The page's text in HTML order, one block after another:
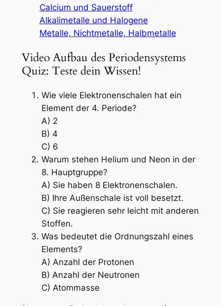
Calcium und Sauerstoff
Alkalimetalle und Halogene
Metalle, Nichtmetalle, Halbmetalle
Video Aufbau des Periodensystems
Quiz: Teste dein Wissen!
Wie viele Elektronenschalen hat ein
Element der 4. Periode?
A) 2
B) 4
C) 6
Warum stehen Helium und Neon in der
8. Hauptgruppe?
A) Sie haben 8 Elektronenschalen.
B) Ihre Außenschale ist voll besetzt.
C) Sie reagieren sehr leicht mit anderen
Stoffen.
Was bedeutet die Ordnungszahl eines
Elements?
A) Anzahl der Protonen
B) Anzahl der Neutronen
C) Atommasse